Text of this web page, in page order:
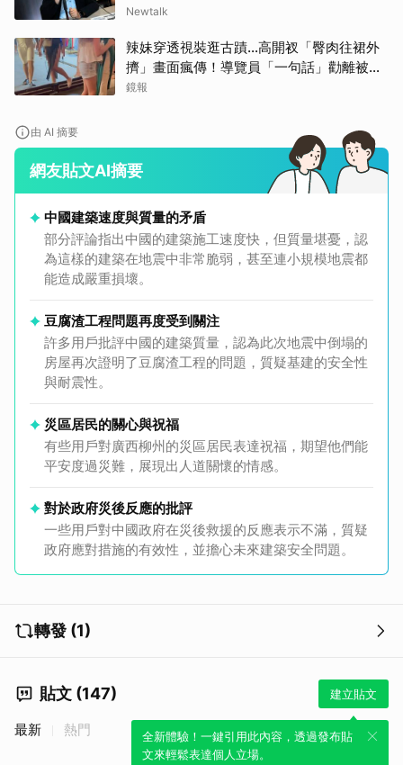
Newtalk
辣妹穿透視裝逛古蹟…高開衩「臀肉往裙外
擠」畫面瘋傳！導覽員「一句話」勸離被狂
讚
鏡報
由 AI 摘要
網友貼文AI摘要
中國建築速度與質量的矛盾
部分評論指出中國的建築施工速度快，但質量堪憂，認
為這樣的建築在地震中非常脆弱，甚至連小規模地震都
能造成嚴重損壞。
豆腐渣工程問題再度受到關注
許多用戶批評中國的建築質量，認為此次地震中倒塌的
房屋再次證明了豆腐渣工程的問題，質疑基建的安全性
與耐震性。
災區居民的關心與祝福
有些用戶對廣西柳州的災區居民表達祝福，期望他們能
平安度過災難，展現出人道關懷的情感。
對於政府災後反應的批評
一些用戶對中國政府在災後救援的反應表示不滿，質疑
政府應對措施的有效性，並擔心未來建築安全問題。
轉發 (1)
貼文 (147) 建立貼文
全新體驗！一鍵引用此內容，透過發布貼
文來輕鬆表達個人立場。
最新 熱門